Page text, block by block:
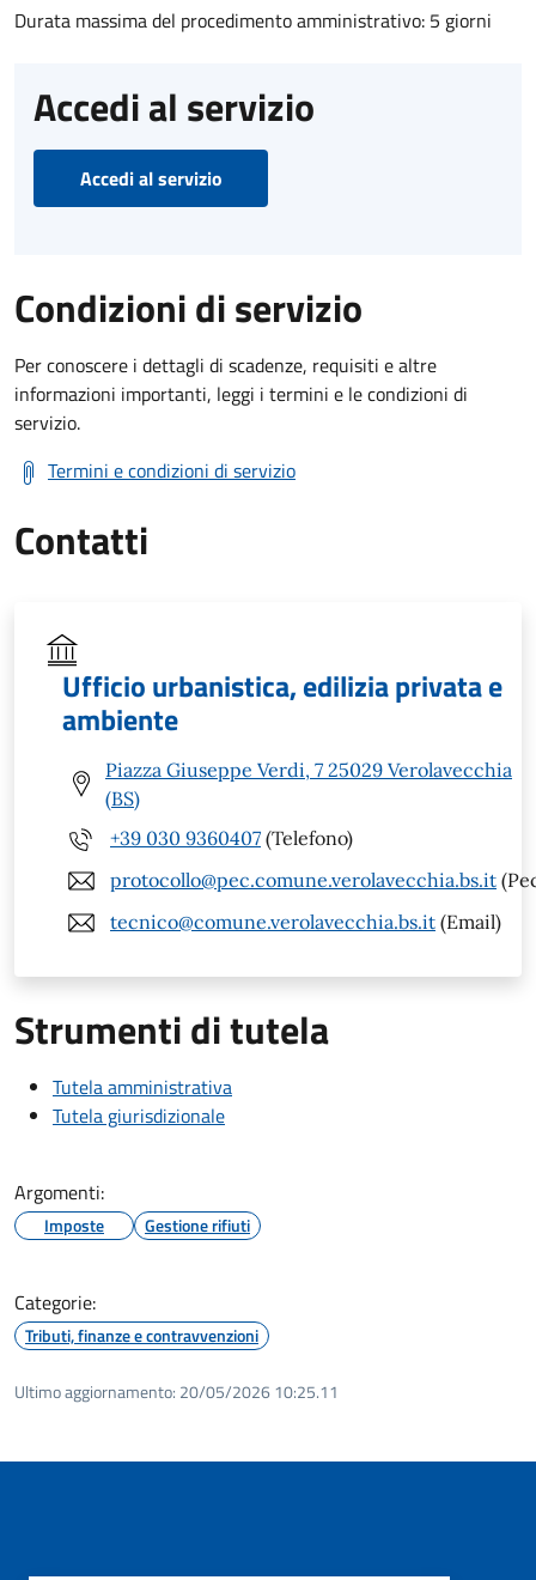
Durata massima del procedimento amministrativo: 5 giorni
Accedi al servizio
Accedi al servizio
Condizioni di servizio
Per conoscere i dettagli di scadenze, requisiti e altre
informazioni importanti, leggi i termini e le condizioni di
servizio.
Termini e condizioni di servizio
Contatti
Ufficio urbanistica, edilizia privata e
ambiente
Piazza Giuseppe Verdi, 7 25029 Verolavecchia
(BS)
+39 030 9360407 (Telefono)
protocollo@pec.comune.verolavecchia.bs.it
tecnico@comune.verolavecchia.bs.it (Email)
Strumenti di tutela
Tutela amministrativa
Tutela giurisdizionale
Argomenti:
Imposte Gestione rifiuti
Categorie:
Tributi, finanze e contravvenzioni
Ultimo aggiornamento: 20/05/2026 10:25.11